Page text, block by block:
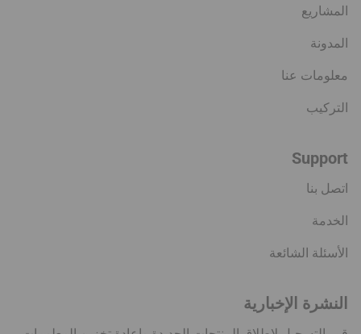
المشاريع
المدونة
معلومات عنا
التركيب
Support
اتصل بنا
الخدمة
الأسئلة الشائعة
النشرة الإخبارية